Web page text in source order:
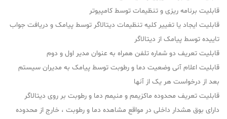
قابلیت برنامه ریزی و تنظیمات توسط کامپیوتر
قابلیت ایجاد یا تغییر کلیه تنظیمات دیتالاگر توسط پیامک و دریافت جواب
تاییده توسط پیامک از دیتالاگر
قابلیت تعریف دو شماره تلفن همراه به عنوان مدیر اول و دوم
قابلیت اعلام آنی وضعیت دما و رطوبت توسط پیامک به مدیران سیستم
بعد از درخواست هر یک از آنها
قابلیت تعریف محدوده ماکزیمم و منیمم دما و رطوبت بر روی دیتالاگر
دارای بوق هشدار داخلی در مواقع مشاهده دما و رطوبت ، خارج از محدوده